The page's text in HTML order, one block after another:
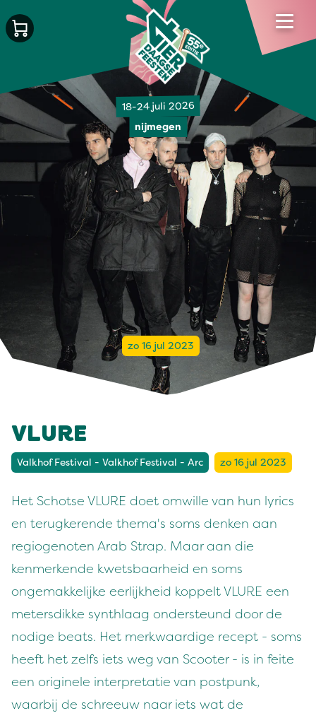
18-24 juli 2026
nijmegen
zo 16 jul 2023
VLURE
Valkhof Festival - Valkhof Festival - Arc zo 16 jul 2023
Het Schotse VLURE doet omwille van hun lyrics
en terugkerende thema's soms denken aan
regiogenoten Arab Strap. Maar aan die
kenmerkende kwetsbaarheid en soms
ongemakkelijke eerlijkheid koppelt VLURE een
metersdikke synthlaag ondersteund door de
nodige beats. Het merkwaardige recept - soms
heeft het zelfs iets weg van Scooter - is in feite
een originele interpretatie van postpunk,
waarbij de schreeuw naar iets wat de